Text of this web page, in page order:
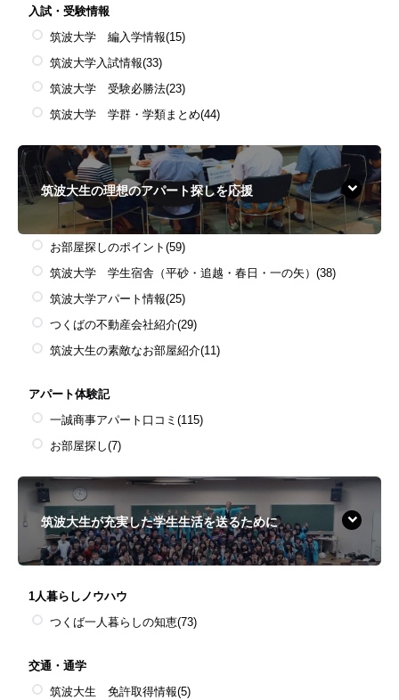
入試・受験情報
筑波大学 編入学情報(15)
筑波大学入試情報(33)
筑波大学 受験必勝法(23)
筑波大学 学群・学類まとめ(44)
筑波大生の理想のアパート探しを応援
お部屋探しのポイント (59)
筑波大学 学生宿舎（平砂・追越・春日・一の矢） (38)
筑波大学アパート情報(25)
つくばの不動産会社紹介(29)
筑波大生の素敵なお部屋紹介(11)
アパート体験記
一誠商事アパート口コミ (115)
お部屋探し(7)
筑波大生が充実した学生生活を送るために
1人暮らしノウハウ
つくば一人暮らしの知恵(73)
交通・通学
筑波大生 免許取得情報(5)